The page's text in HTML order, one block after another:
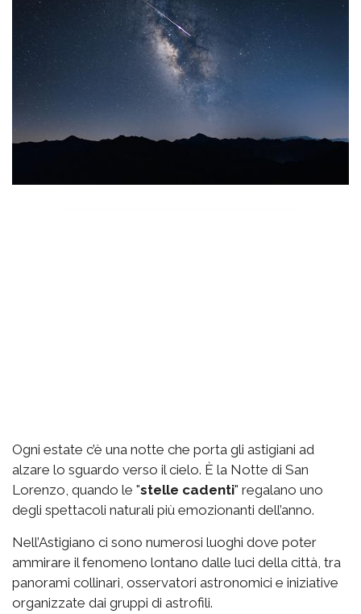
Ogni estate c’è una notte che porta gli astigiani ad
alzare lo sguardo verso il cielo. È la Notte di San
Lorenzo, quando le "stelle cadenti" regalano uno
degli spettacoli naturali più emozionanti dell’anno.
Nell’Astigiano ci sono numerosi luoghi dove poter
ammirare il fenomeno lontano dalle luci della città, tra
panorami collinari, osservatori astronomici e iniziative
organizzate dai gruppi di astrofili.